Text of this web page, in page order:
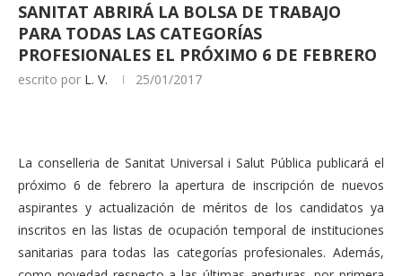
SANITAT ABRIRÁ LA BOLSA DE TRABAJO
PARA TODAS LAS CATEGORÍAS
PROFESIONALES EL PRÓXIMO 6 DE FEBRERO
escrito por L. V. 25/01/2017
La conselleria de Sanitat Universal i Salut Pública publicará el
próximo 6 de febrero la apertura de inscripción de nuevos
aspirantes y actualización de méritos de los candidatos ya
inscritos en las listas de ocupación temporal de instituciones
sanitarias para todas las categorías profesionales. Además,